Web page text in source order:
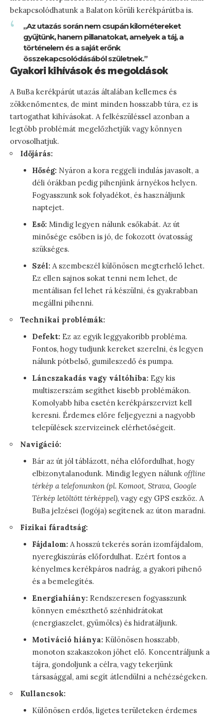
bekapcsolódhatunk a Balaton körüli kerékpárútba is.
„Az utazás során nem csupán kilométereket
gyűjtünk, hanem pillanatokat, amelyek a táj, a
történelem és a saját erőnk
összekapcsolódásából születnek.”
Gyakori kihívások és megoldások
A BuBa kerékpárút utazás általában kellemes és
zökkenőmentes, de mint minden hosszabb túra, ez is
tartogathat kihívásokat. A felkészüléssel azonban a
legtöbb problémát megelőzhetjük vagy könnyen
orvosolhatjuk.
Időjárás:
Hőség: Nyáron a kora reggeli indulás javasolt, a
déli órákban pedig pihenjünk árnyékos helyen.
Fogyasszunk sok folyadékot, és használjunk
naptejet.
Eső: Mindig legyen nálunk esőkabát. Az út
minősége esőben is jó, de fokozott óvatosság
szükséges.
Szél: A szembeszél különösen megterhelő lehet.
Ez ellen sajnos sokat tenni nem lehet, de
mentálisan fel lehet rá készülni, és gyakrabban
megállni pihenni.
Technikai problémák:
Defekt: Ez az egyik leggyakoribb probléma.
Fontos, hogy tudjunk kereket szerelni, és legyen
nálunk pótbelső, gumileszedő és pumpa.
Láncszakadás vagy váltóhiba: Egy kis
multiszerszám segíthet kisebb problémákon.
Komolyabb hiba esetén kerékpárszervizt kell
keresni. Érdemes előre feljegyezni a nagyobb
települések szervizeinek elérhetőségeit.
Navigáció:
Bár az út jól táblázott, néha előfordulhat, hogy
elbizonytalanodunk. Mindig legyen nálunk offline
térkép a telefonunkon (pl. Komoot, Strava, Google
Térkép letöltött térképpel), vagy egy GPS eszköz. A
BuBa jelzései (logója) segítenek az úton maradni.
Fizikai fáradtság:
Fájdalom: A hosszú tekerés során izomfájdalom,
nyeregkiszúrás előfordulhat. Ezért fontos a
kényelmes kerékpáros nadrág, a gyakori pihenő
és a bemelegítés.
Energiahiány: Rendszeresen fogyasszunk
könnyen emészthető szénhidrátokat
(energiaszelet, gyümölcs) és hidratáljunk.
Motiváció hiánya: Különösen hosszabb,
monoton szakaszokon jöhet elő. Koncentráljunk a
tájra, gondoljunk a célra, vagy tekerjünk
társasággal, ami segít átlendülni a nehézségeken.
Kullancsok:
Különösen erdős, ligetes területeken érdemes